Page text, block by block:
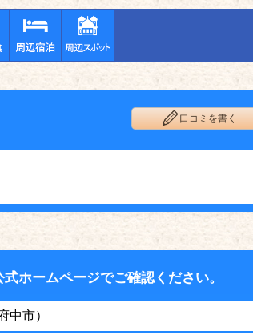
口コミを書く
ホームページでご確認ください。
中市）